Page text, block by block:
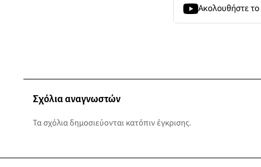
Ακολουθήστε το
Σχόλια αναγνωστών
Τα σχόλια δημοσιεύονται κατόπιν έγκρισης.